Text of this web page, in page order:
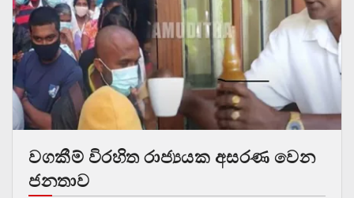
වගකීම් විරහිත රාජ්‍යයක අසරණ වෙන
ජනතාව